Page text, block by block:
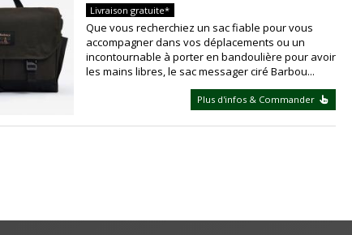
Livraison gratuite*
Que vous recherchiez un sac fiable pour vous
accompagner dans vos déplacements ou un
incontournable à porter en bandoulière pour avoir
les mains libres, le sac messager ciré Barbou...
Plus d'infos & Commander